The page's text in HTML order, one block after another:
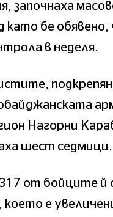
започнаха
като бе обявено,
в неделя.
Нагорни
шест седмици.
от бойците й
е